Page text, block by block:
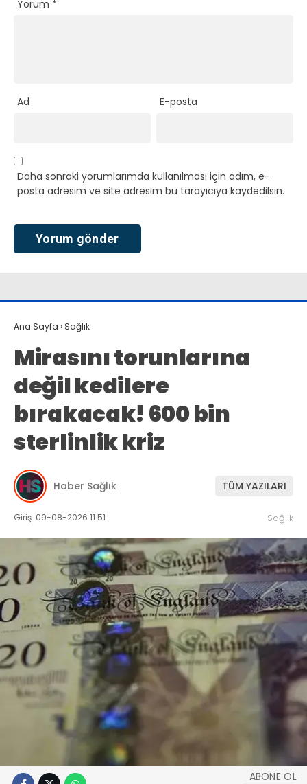
Yorum *
Ad E-posta
Daha sonraki yorumlarımda kullanılması için adım, e-
posta adresim ve site adresim bu tarayıcıya kaydedilsin.
Ana Sayfa › Sağlık
Mirasını torunlarına
değil kedilere
bırakacak! 600 bin
sterlinlik kriz
Haber Sağlık TÜM YAZILARI
Giriş: 09-08-2026 11:51 Sağlık
ABONE OL